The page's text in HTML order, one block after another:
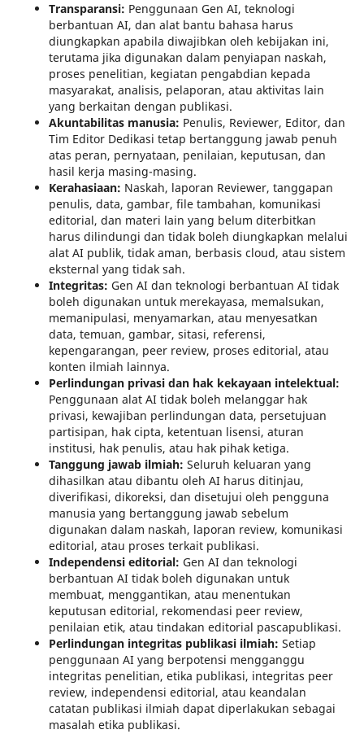
Transparansi: Penggunaan Gen AI, teknologi
berbantuan AI, dan alat bantu bahasa harus
diungkapkan apabila diwajibkan oleh kebijakan ini,
terutama jika digunakan dalam penyiapan naskah,
proses penelitian, kegiatan pengabdian kepada
masyarakat, analisis, pelaporan, atau aktivitas lain
yang berkaitan dengan publikasi.
Akuntabilitas manusia: Penulis, Reviewer, Editor, dan
Tim Editor Dedikasi tetap bertanggung jawab penuh
atas peran, pernyataan, penilaian, keputusan, dan
hasil kerja masing-masing.
Kerahasiaan: Naskah, laporan Reviewer, tanggapan
penulis, data, gambar, file tambahan, komunikasi
editorial, dan materi lain yang belum diterbitkan
harus dilindungi dan tidak boleh diungkapkan melalui
alat AI publik, tidak aman, berbasis cloud, atau sistem
eksternal yang tidak sah.
Integritas: Gen AI dan teknologi berbantuan AI tidak
boleh digunakan untuk merekayasa, memalsukan,
memanipulasi, menyamarkan, atau menyesatkan
data, temuan, gambar, sitasi, referensi,
kepengarangan, peer review, proses editorial, atau
konten ilmiah lainnya.
Perlindungan privasi dan hak kekayaan intelektual:
Penggunaan alat AI tidak boleh melanggar hak
privasi, kewajiban perlindungan data, persetujuan
partisipan, hak cipta, ketentuan lisensi, aturan
institusi, hak penulis, atau hak pihak ketiga.
Tanggung jawab ilmiah: Seluruh keluaran yang
dihasilkan atau dibantu oleh AI harus ditinjau,
diverifikasi, dikoreksi, dan disetujui oleh pengguna
manusia yang bertanggung jawab sebelum
digunakan dalam naskah, laporan review, komunikasi
editorial, atau proses terkait publikasi.
Independensi editorial: Gen AI dan teknologi
berbantuan AI tidak boleh digunakan untuk
membuat, menggantikan, atau menentukan
keputusan editorial, rekomendasi peer review,
penilaian etik, atau tindakan editorial pascapublikasi.
Perlindungan integritas publikasi ilmiah: Setiap
penggunaan AI yang berpotensi mengganggu
integritas penelitian, etika publikasi, integritas peer
review, independensi editorial, atau keandalan
catatan publikasi ilmiah dapat diperlakukan sebagai
masalah etika publikasi.